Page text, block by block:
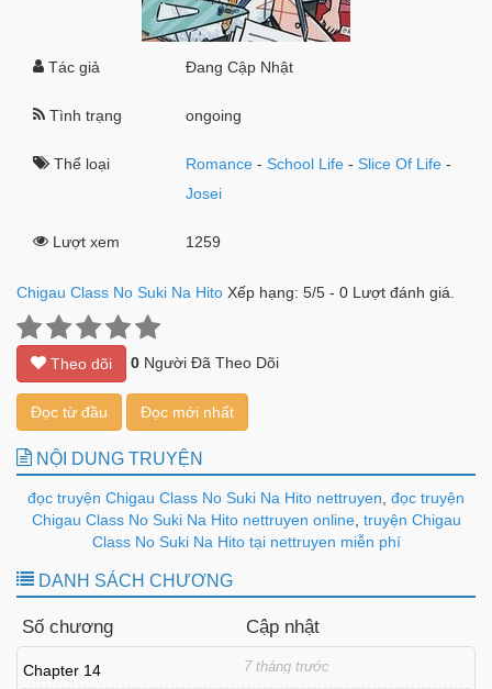
Tác giả Đang Cập Nhật
Tình trạng ongoing
Thể loại Romance -School Life -Slice Of Life -
Josei
Lượt xem 1259
Chigau Class No Suki Na Hito Xếp hạng: 5/5 - 0 Lượt đánh giá.
Theo dõi 0 Người Đã Theo Dõi
Đọc từ đầu Đọc mới nhất
NỘI DUNG TRUYỆN
đọc truyện Chigau Class No Suki Na Hito nettruyen đọc truyện
Chigau Class No Suki Na Hito nettruyen online, truyện Chigau
Class No Suki Na Hito tại nettruyen miễn phí
DANH SÁCH CHƯƠNG
Số chương Cập nhật
Chapter 14 7 tháng trước